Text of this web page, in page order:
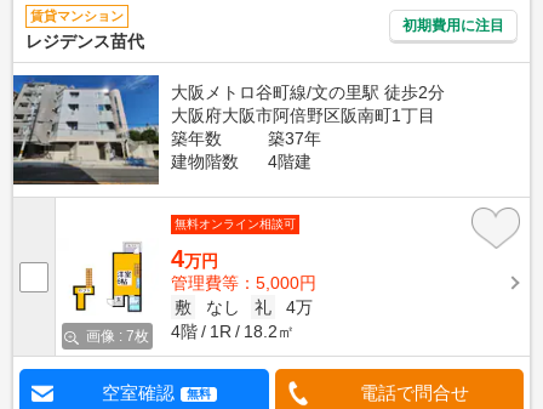
賃貸マンション
レジデンス苗代
初期費用に注目
大阪メトロ谷町線/文の里駅 徒歩2分
大阪府大阪市阿倍野区阪南町1丁目
築年数
築37年
建物階数
4階建
画像 : 7枚
無料オンライン相談可
4万円
管理費等：5,000円
敷
なし 礼
4万
4階
1R 18.2㎡
空室確認 無料 電話で問合せ